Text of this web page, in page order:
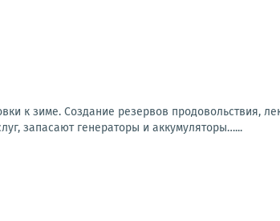
к зиме. Создание резервов продовольствия,
запасают генераторы и аккумуляторы…...